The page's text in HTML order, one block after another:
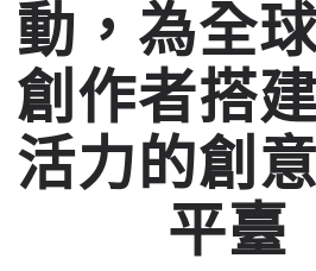
動，為全
創作者搭
活力的創
平臺